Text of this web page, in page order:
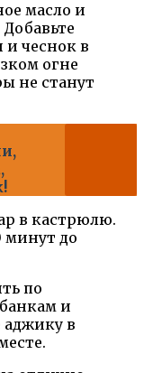
масло и
чеснок в
огне
не станут
в кастрюлю.
минут до
по
и
в